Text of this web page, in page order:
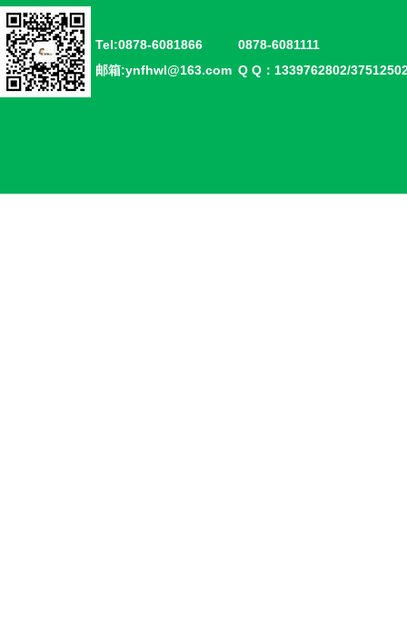
Tel:0878-6081866
邮箱:ynfhwl@163.com
0878-6081111
Q Q：1339762802/